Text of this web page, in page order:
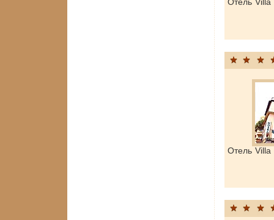
Отель
Отель